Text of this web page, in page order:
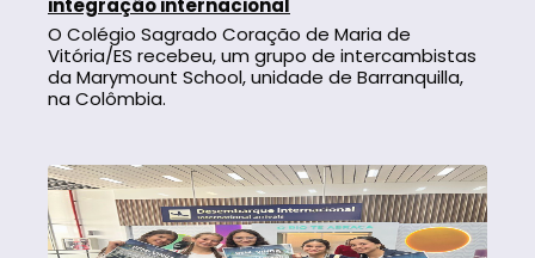
integração internacional
O Colégio Sagrado Coração de Maria de
Vitória/ES recebeu, um grupo de intercambistas
da Marymount School, unidade de Barranquilla,
na Colômbia.